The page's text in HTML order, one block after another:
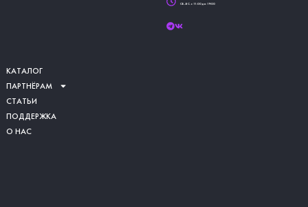
СБ-ВС. с 11:00 до 19:00
КАТАЛОГ
ПАРТНЁРАМ
СТАТЬИ
ПОДДЕРЖКА
О НАС